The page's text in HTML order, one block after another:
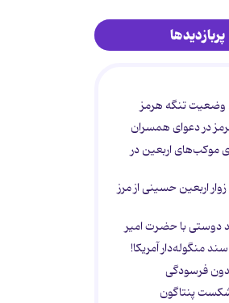
پربازدیدها
وضعیت تنگه هرمز
موکب‌های اربعین در
اربعین حسینی از مرز
دوستی با حضرت امیر
منگوله‌دار آمریکا!
فرسودگی
پنتاگون